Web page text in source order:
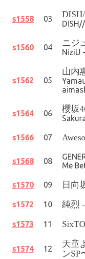
s1558 03
s1560 04 ニジ
NiziU
s1562 05
山内
s1564 06 櫻坂
s1566 07
s1568 08
Me
s1570 09 日向
s1572 10 純烈
s1573 11
s1574 12
天童
ンSP